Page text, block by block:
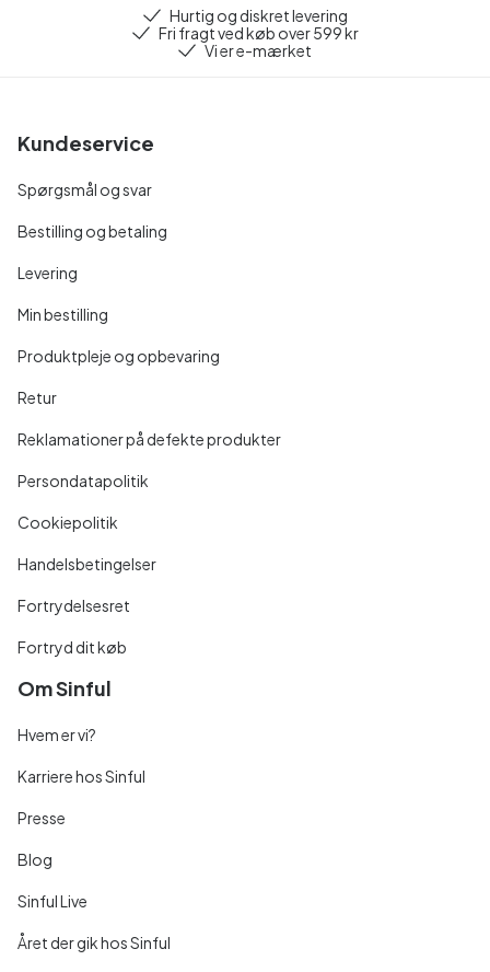
Hurtig og diskret levering
Fri fragt ved køb over 599 kr
Vi er e-mærket
Kundeservice
Spørgsmål og svar
Bestilling og betaling
Levering
Min bestilling
Produktpleje og opbevaring
Retur
Reklamationer på defekte produkter
Persondatapolitik
Cookiepolitik
Handelsbetingelser
Fortrydelsesret
Fortryd dit køb
Om Sinful
Hvem er vi?
Karriere hos Sinful
Presse
Blog
Sinful Live
Året der gik hos Sinful